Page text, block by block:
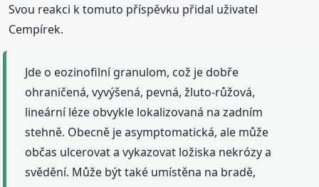
Svou reakci k tomuto příspěvku přidal uživatel
Cempírek.
Jde o eozinofilní granulom, což je dobře
ohraničená, vyvýšená, pevná, žluto-růžová,
lineární léze obvykle lokalizovaná na zadním
stehně. Obecně je asymptomatická, ale může
občas ulcerovat a vykazovat ložiska nekrózy a
svědění. Může být také umístěna na bradě,